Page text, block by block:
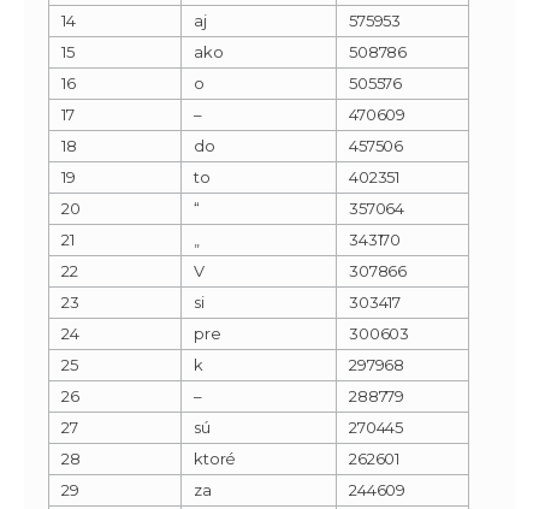
14
aj
575953
15
ako
508786
16
o
505576
17
–
470609
18
do
457506
19
to
402351
20
“
357064
21
343170
22
V
307866
23
si
303417
24
pre
300603
25
k
297968
26
–
288779
27
sú
270445
28
ktoré
262601
29
za
244609